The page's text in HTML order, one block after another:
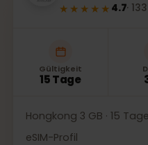
★★★★★ 4.7· 133
Gültigkeit
15 Tage
Hongkong 3 GB · 15 Tage
eSIM-Profil